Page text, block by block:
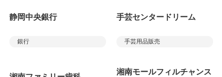
静岡中央銀行
銀行
手芸センタードリーム
手芸用品販売
湘南モールフィルチャンス